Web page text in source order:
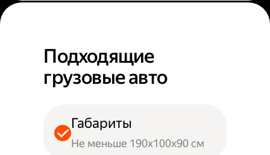
Подходящие
грузовые авто
Габариты
Не меньше 190х100х90 см